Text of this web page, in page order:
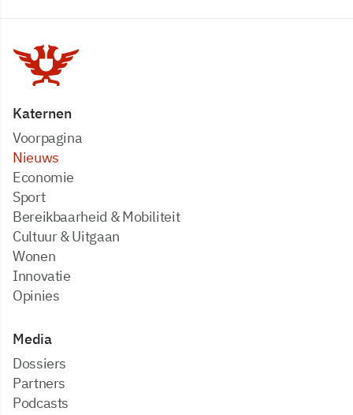
Katernen
Voorpagina
Nieuws
Economie
Sport
Bereikbaarheid & Mobiliteit
Cultuur & Uitgaan
Wonen
Innovatie
Opinies
Media
dossiers
partners
podcasts